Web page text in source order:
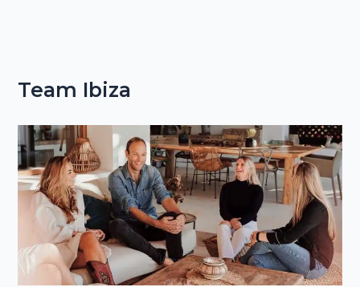
Team Ibiza